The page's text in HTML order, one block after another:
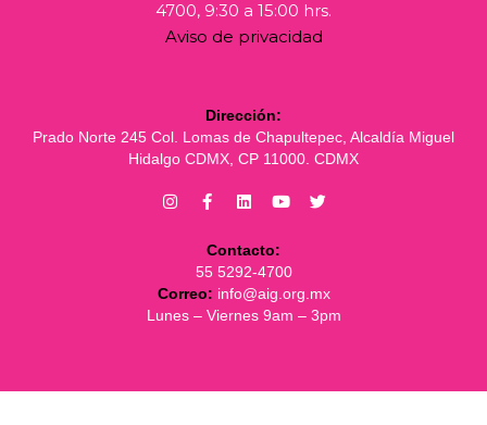
4700, 9:30 a 15:00 hrs.
Aviso de privacidad
Dirección:
Prado Norte 245 Col. Lomas de Chapultepec, Alcaldía Miguel
Hidalgo CDMX, CP 11000. CDMX
Contacto:
55 5292-4700
Correo: info@aig.org.mx
Lunes – Viernes 9am – 3pm